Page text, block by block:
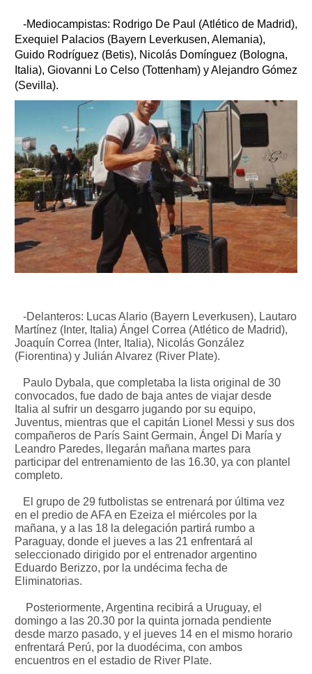
-Mediocampistas: Rodrigo De Paul (Atlético de Madrid),
Exequiel Palacios (Bayern Leverkusen, Alemania),
Guido Rodríguez (Betis), Nicolás Domínguez (Bologna,
Italia), Giovanni Lo Celso (Tottenham) y Alejandro Gómez
(Sevilla).
-Delanteros: Lucas Alario (Bayern Leverkusen), Lautaro
Martínez (Inter, Italia) Ángel Correa (Atlético de Madrid),
Joaquín Correa (Inter, Italia), Nicolás González
(Fiorentina) y Julián Alvarez (River Plate).
Paulo Dybala, que completaba la lista original de 30
convocados, fue dado de baja antes de viajar desde
Italia al sufrir un desgarro jugando por su equipo,
Juventus, mientras que el capitán Lionel Messi y sus dos
compañeros de París Saint Germain, Ángel Di María y
Leandro Paredes, llegarán mañana martes para
participar del entrenamiento de las 16.30, ya con plantel
completo.
El grupo de 29 futbolistas se entrenará por última vez
en el predio de AFA en Ezeiza el miércoles por la
mañana, y a las 18 la delegación partirá rumbo a
Paraguay, donde el jueves a las 21 enfrentará al
seleccionado dirigido por el entrenador argentino
Eduardo Berizzo, por la undécima fecha de
Eliminatorias.
Posteriormente, Argentina recibirá a Uruguay, el
domingo a las 20.30 por la quinta jornada pendiente
desde marzo pasado, y el jueves 14 en el mismo horario
enfrentará Perú, por la duodécima, con ambos
encuentros en el estadio de River Plate.